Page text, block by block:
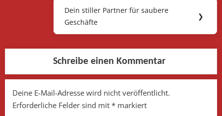
Next
Post:
Dein stiller Partner für saubere
Geschäfte
❯
Schreibe einen Kommentar
Deine E-Mail-Adresse wird nicht veröffentlicht.
Erforderliche Felder sind mit * markiert